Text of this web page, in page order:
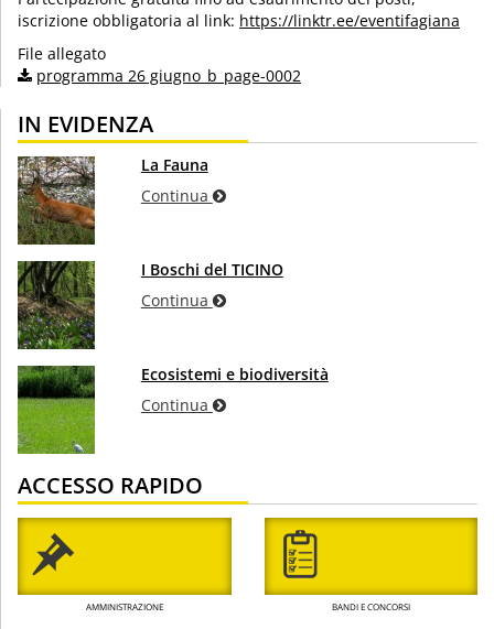
iscrizione obbligatoria al link: https://linktr.ee/eventifagiana
File allegato
programma 26 giugno_b_page-0002
IN EVIDENZA
La Fauna
Continua
I Boschi del TICINO
Continua
Ecosistemi e biodiversità
Continua
ACCESSO RAPIDO
AMMINISTRAZIONE BANDI E CONCORSI